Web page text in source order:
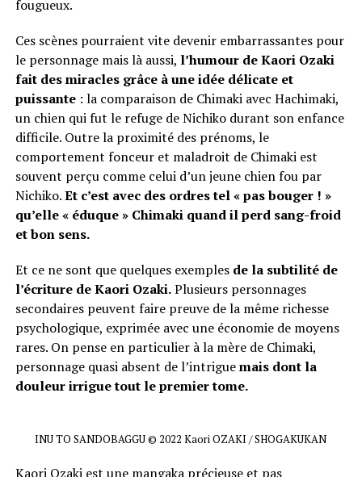
fougueux.
Ces scènes pourraient vite devenir embarrassantes pour
le personnage mais là aussi, l’humour de Kaori Ozaki
fait des miracles grâce à une idée délicate et
puissante: la comparaison de Chimaki avec Hachimaki,
un chien qui fut le refuge de Nichiko durant son enfance
difficile. Outre la proximité des prénoms, le
comportement fonceur et maladroit de Chimaki est
souvent perçu comme celui d’un jeune chien fou par
Nichiko.Et c’est avec des ordres tel « pas bouger ! »
qu’elle « éduque » Chimaki quand il perd sang-froid
et bon sens.
Et ce ne sont que quelques exemples de la subtilité de
l’écriture de Kaori Ozaki.Plusieurs personnages
secondaires peuvent faire preuve de la même richesse
psychologique, exprimée avec une économie de moyens
rares. On pense en particulier à la mère de Chimaki,
personnage quasi absent de l’intriguemais dont la
douleur irrigue tout le premier tome.
INU TO SANDOBAGGU © 2022 Kaori OZAKI / SHOGAKUKAN
Kaori Ozaki est une mangaka précieuse et pas